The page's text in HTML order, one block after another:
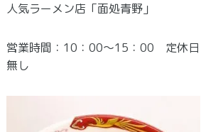
人気ラーメン店「面処青野」
営業時間：10：00～15：00 定休日
無し